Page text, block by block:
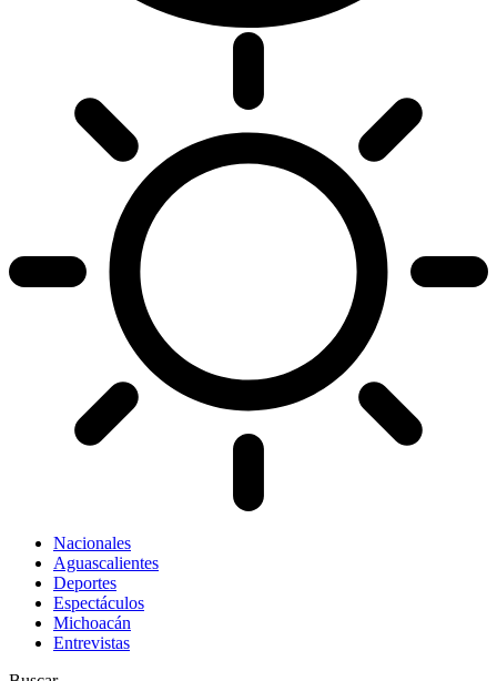
Nacionales
Aguascalientes
Deportes
Espectáculos
Michoacán
Entrevistas